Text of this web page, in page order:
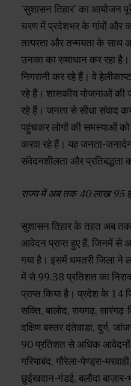
‘सुशासन तिहार’ का आयोजन
चरण में प्रदेशभर के गांवों और
तत्परता और तन्मयता के साथ
उनका का समाधान कर रहा
निगरानी कर रहे हैं। वे
रहे हैं। शासकीय योजनाओं की
रहे हैं। जनता से सीधा संवाद
पहुंचकर लोगों की समस्याओं
करवा रहे हैं। यह जनता-
संवेदनशीलता और प्रतिबद्धता
राज्य में अब तक 40 लाख 95
सुशासन तिहार के तहत अब
आवेदन प्राप्त हुए हैं, जिनमें से
गया है। इसमें धमतरी जिला
में से 99.38 प्रतिशत का
प्राप्त किया है। प्रदेश के 14
सक्ति, बालोद, रायगढ़,
दक्षिण बस्तर दंतेवाडा, दुर्ग,
90 प्रतिशत से अधिक आवेदनों
गरियाबंद, गौरेला-पेण्ड्रा-
छुईखदान-गंडई, बलौदा बाज़ार-